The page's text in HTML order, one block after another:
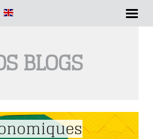
BLOGS